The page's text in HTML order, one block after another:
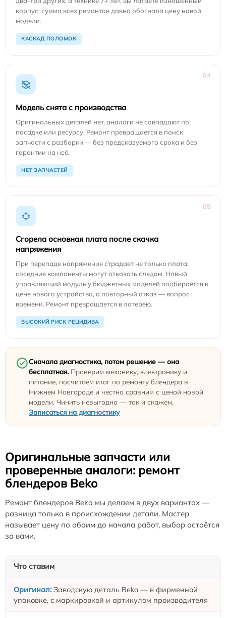
корпус: сумма всех ремонтов давно обогнала цену новой
модели.
КАСКАД ПОЛОМОК
04
Модель снята с производства
Оригинальных деталей нет, аналоги не совпадают по
посадке или ресурсу. Ремонт превращается в поиск
запчасти с разборки — без предсказуемого срока и без
гарантии на неё.
НЕТ ЗАПЧАСТЕЙ
05
Сгорела основная плата после скачка
напряжения
При перепаде напряжения страдает не только плата:
соседние компоненты могут отказать следом. Новый
управляющий модуль у бюджетных моделей подбирается к
цене нового устройства, а повторный отказ — вопрос
времени. Ремонт превращается в лотерею.
ВЫСОКИЙ РИСК РЕЦИДИВА
Сначала диагностика, потом решение — она
бесплатная. Проверим механику, электронику и
питание, посчитаем итог по ремонту блендера в
Нижнем Новгороде и честно сравним с ценой новой
модели. Чинить невыгодно — так и скажем.
Записаться на диагностику
Оригинальные запчасти или
проверенные аналоги: ремонт
блендеров Beko
Ремонт блендеров Beko мы делаем в двух вариантах —
разница только в происхождении детали. Мастер
называет цену по обоим до начала работ, выбор остаётся
за вами.
Что ставим
Заводскую деталь Beko — в фирменной
упаковке, с маркировкой и артикулом производителя